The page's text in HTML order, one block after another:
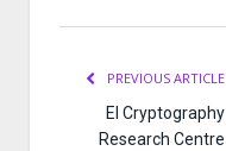
PREVIOUS ARTICLE
El Cryptography
Research Centre